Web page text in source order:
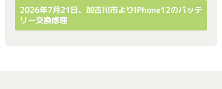
2026年7月21日、加古川市よりiPhone12のバッテ
リー交換修理